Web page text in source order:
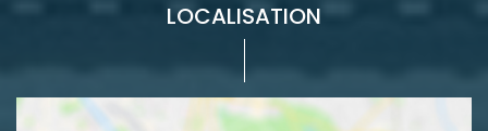
LOCALISATION